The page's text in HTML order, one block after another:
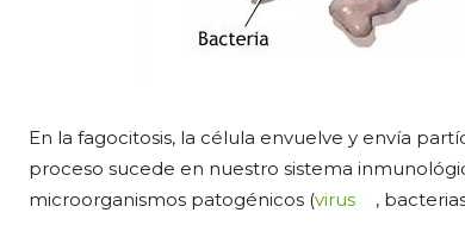
En la fagocitosis, la célula envuelve y envía
proceso sucede en nuestro sistema
microorganismos patogénicos (virus ,